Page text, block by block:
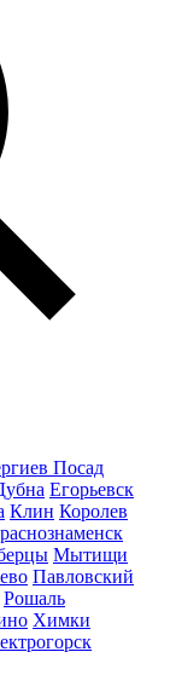
Посад
Егорьевск
Клин Королев
Мытищи
Павловский
Рошаль
Химки